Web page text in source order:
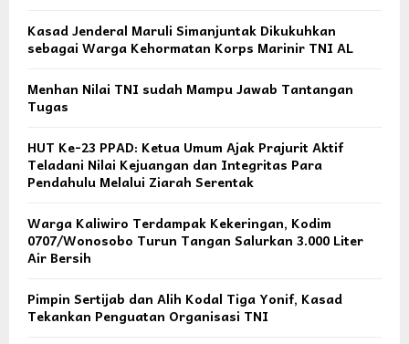
Kasad Jenderal Maruli Simanjuntak Dikukuhkan
sebagai Warga Kehormatan Korps Marinir TNI AL
Menhan Nilai TNI sudah Mampu Jawab Tantangan
Tugas
HUT Ke-23 PPAD: Ketua Umum Ajak Prajurit Aktif
Teladani Nilai Kejuangan dan Integritas Para
Pendahulu Melalui Ziarah Serentak
Warga Kaliwiro Terdampak Kekeringan, Kodim
0707/Wonosobo Turun Tangan Salurkan 3.000 Liter
Air Bersih
Pimpin Sertijab dan Alih Kodal Tiga Yonif, Kasad
Tekankan Penguatan Organisasi TNI